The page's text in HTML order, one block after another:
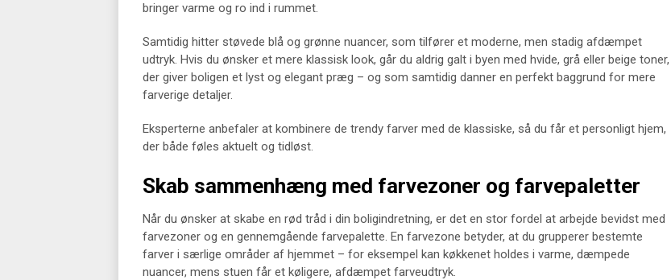
bringer varme og ro ind i rummet.
Samtidig hitter støvede blå og grønne nuancer, som tilfører et moderne, men stadig afdæmpet
udtryk. Hvis du ønsker et mere klassisk look, går du aldrig galt i byen med hvide, grå eller beige toner,
der giver boligen et lyst og elegant præg – og som samtidig danner en perfekt baggrund for mere
farverige detaljer.
Eksperterne anbefaler at kombinere de trendy farver med de klassiske, så du får et personligt hjem,
der både føles aktuelt og tidløst.
Skab sammenhæng med farvezoner og farvepaletter
Når du ønsker at skabe en rød tråd i din boligindretning, er det en stor fordel at arbejde bevidst med
farvezoner og en gennemgående farvepalette. En farvezone betyder, at du grupperer bestemte
farver i særlige områder af hjemmet – for eksempel kan køkkenet holdes i varme, dæmpede
nuancer, mens stuen får et køligere, afdæmpet farveudtryk.